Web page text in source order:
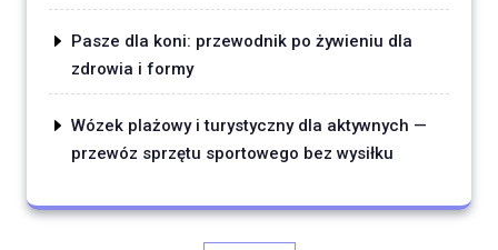
Pasze dla koni: przewodnik po żywieniu dla
zdrowia i formy
Wózek plażowy i turystyczny dla aktywnych —
przewóz sprzętu sportowego bez wysiłku